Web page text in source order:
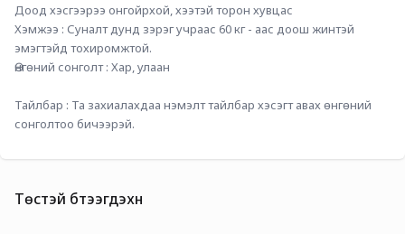
Доод хэсгээрээ онгойрхой, хээтэй торон хувцас
Хэмжээ : Суналт дунд зэрэг учраас 60 кг - аас доош жинтэй
эмэгтэйд тохиромжтой.
Өнгөний сонголт : Хар, улаан
Тайлбар : Та захиалахдаа нэмэлт тайлбар хэсэгт авах өнгөний
сонголтоо бичээрэй.
Төстэй бүтээгдэхүүн